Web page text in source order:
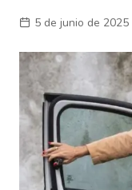
5 de junio de 2025